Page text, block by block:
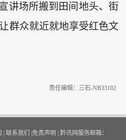
讲场所搬到田间地头、街
群众就近就地享受红色文
责任编辑：三石-NB33102
联系我们 免责声明 黔讯网服务邮箱：